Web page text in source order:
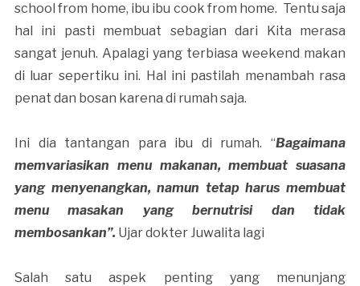
school from home, ibu ibu cook from home. Tentu saja
hal ini pasti membuat sebagian dari Kita merasa
sangat jenuh. Apalagi yang terbiasa weekend makan
di luar sepertiku ini. Hal ini pastilah menambah rasa
penat dan bosan karena di rumah saja.
Ini dia tantangan para ibu di rumah. “Bagaimana
memvariasikan menu makanan, membuat suasana
yang menyenangkan, namun tetap harus membuat
menu masakan yang bernutrisi dan tidak
membosankan”. Ujar dokter Juwalita lagi
Salah satu aspek penting yang menunjang